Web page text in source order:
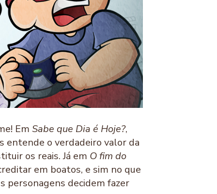
Em Sabe que Dia é Hoje?,
entende o verdadeiro valor da
os reais. Já em O fim do
em boatos, e sim no que
personagens decidem fazer